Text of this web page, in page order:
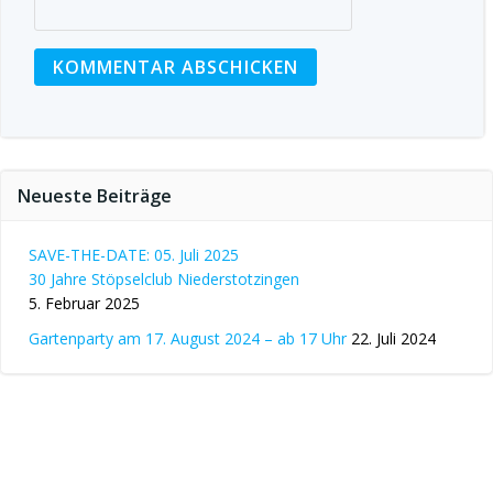
Neueste Beiträge
SAVE-THE-DATE: 05. Juli 2025
30 Jahre Stöpselclub Niederstotzingen
5. Februar 2025
Gartenparty am 17. August 2024 – ab 17 Uhr 22. Juli 2024